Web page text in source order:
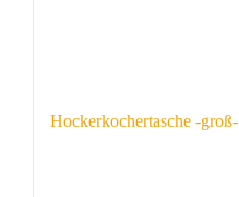
Hockerkochertasche -groß-